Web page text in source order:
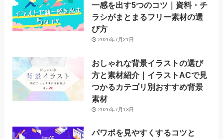
一感を出す5つのコツ｜資料・チ
ラシがまとまるフリー素材の選
び方
2026年7月21日
おしゃれな背景イラストの選び
方と素材紹介｜イラストACで見
つかるカテゴリ別おすすめ背景
素材
2026年7月13日
パワポを見やすくするコツと